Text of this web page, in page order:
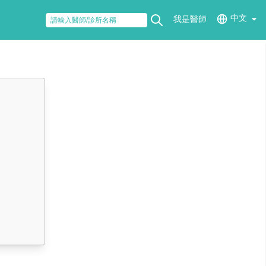
我是醫師 中文